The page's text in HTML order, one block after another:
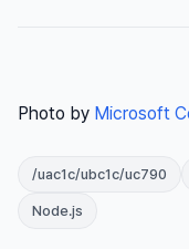
Photo by Microsoft
/uac1c/ubc1c/uc790
Node.js